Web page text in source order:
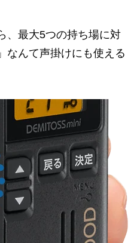
、最大5つの持ち場に対
なんて声掛けにも使える